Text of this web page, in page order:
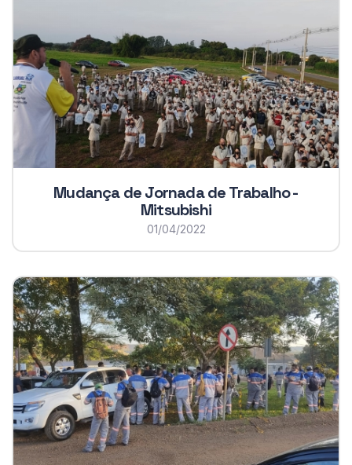
Mudança de Jornada de Trabalho -
Mitsubishi
01/04/2022